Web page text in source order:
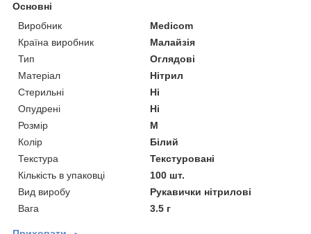
Основні
Виробник
Medicom
Країна виробник
Малайзія
Тип
Оглядові
Матеріал
Нітрил
Стерильні
Ні
Опудрені
Ні
Розмір
M
Колір
Білий
Текстура
Текстуровані
Кількість в упаковці
100 шт.
Вид виробу
Рукавички нітрилові
Вага
3.5 г